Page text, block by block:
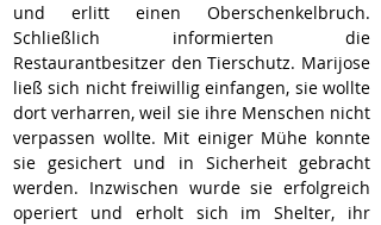
und erlitt einen Oberschenkelbruch.
Schließlich informierten die
Restaurantbesitzer den Tierschutz. Marijose
ließ sich nicht freiwillig einfangen, sie wollte
dort verharren, weil sie ihre Menschen nicht
verpassen wollte. Mit einiger Mühe konnte
sie gesichert und in Sicherheit gebracht
werden. Inzwischen wurde sie erfolgreich
operiert und erholt sich im Shelter, ihr